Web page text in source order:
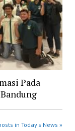
Pada
in Today's News »